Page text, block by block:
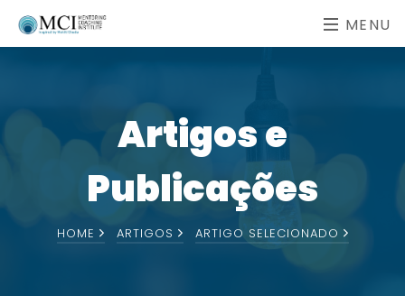
MENU
Artigos e
Publicações
HOME ARTIGOS ARTIGO SELECIONADO